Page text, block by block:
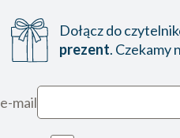
Dołącz do
prezent. Czekamy
e-mail